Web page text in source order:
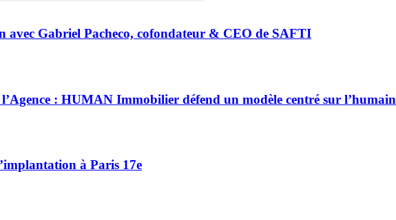
avec Gabriel Pacheco, cofondateur & CEO de SAFTI
: HUMAN Immobilier défend un modèle centré sur l’humain
à Paris 17e